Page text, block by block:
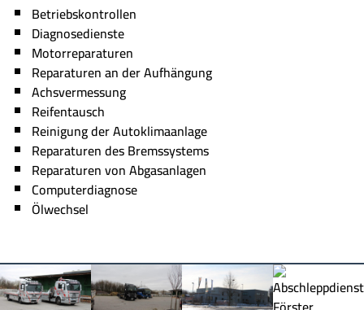
Betriebskontrollen
Diagnosedienste
Motorreparaturen
Reparaturen an der Aufhängung
Achsvermessung
Reifentausch
Reinigung der Autoklimaanlage
Reparaturen des Bremssystems
Reparaturen von Abgasanlagen
Computerdiagnose
Ölwechsel